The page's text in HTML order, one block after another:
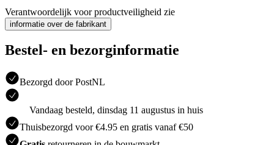
Verantwoordelijk voor productveiligheid zie
informatie over de fabrikant
Bestel- en bezorginformatie
Bezorgd door PostNL
Vandaag besteld, dinsdag 11 augustus in huis
Thuisbezorgd voor €4.95 en gratis vanaf €50